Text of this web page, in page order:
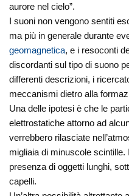
aurore nel cielo”.
I suoni non vengono sentiti
ma più in generale durante
geomagnetica, e i resoconti
discordanti sul tipo di suono
differenti descrizioni, i
meccanismi dietro alla
Una delle ipotesi è che le
elettrostatiche attorno ad
verrebbero rilasciate
migliaia di minuscole
presenza di oggetti lunghi,
capelli.